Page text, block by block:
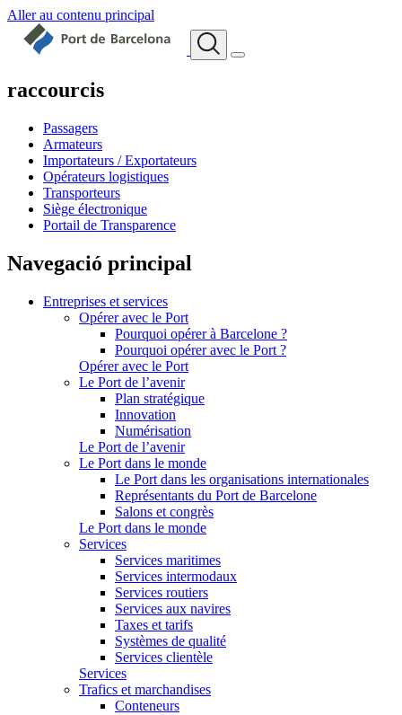
Aller au contenu principal
raccourcis
Passagers
Armateurs
Importateurs / Exportateurs
Opérateurs logistiques
Transporteurs
Siège électronique
Portail de Transparence
Navegació principal
Entreprises et services
Opérer avec le Port
Pourquoi opérer à Barcelone ?
Pourquoi opérer avec le Port ?
Opérer avec le Port
Le Port de l’avenir
Plan stratégique
Innovation
Numérisation
Le Port de l’avenir
Le Port dans le monde
Le Port dans les organisations internationales
Représentants du Port de Barcelone
Salons et congrès
Le Port dans le monde
Services
Services maritimes
Services intermodaux
Services routiers
Services aux navires
Taxes et tarifs
Systèmes de qualité
Services clientèle
Services
Trafics et marchandises
Conteneurs